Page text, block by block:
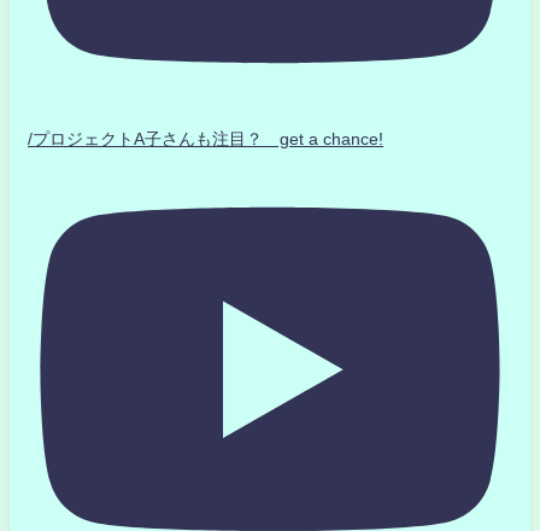
/プロジェクトA子さんも注目？ get a chance!